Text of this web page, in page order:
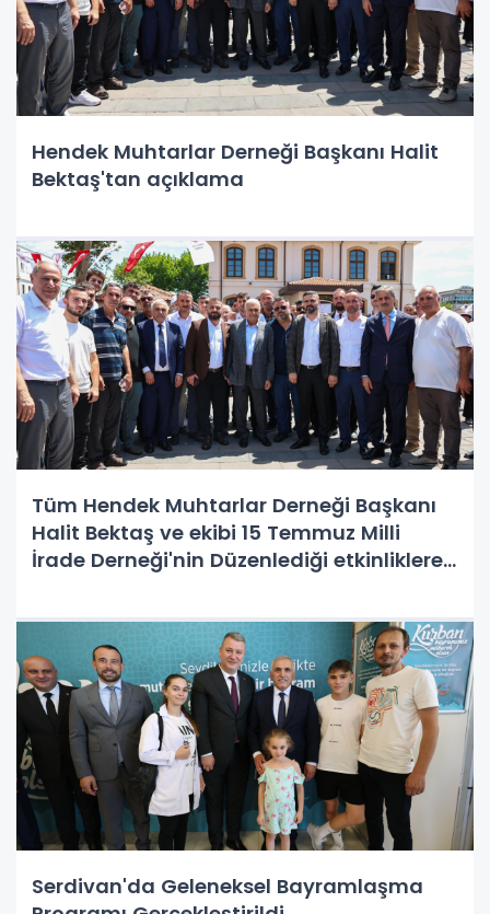
Hendek Muhtarlar Derneği Başkanı Halit
Bektaş'tan açıklama
Tüm Hendek Muhtarlar Derneği Başkanı
Halit Bektaş ve ekibi 15 Temmuz Milli
İrade Derneği'nin Düzenlediği etkinliklere
Serdivan'da Geleneksel Bayramlaşma